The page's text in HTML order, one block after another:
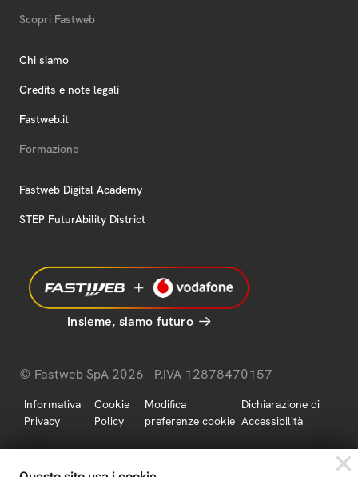
Scopri Fastweb
Chi siamo
Credits e note legali
Fastweb.it
Formazione
Fastweb Digital Academy
STEP FuturAbility District
Insieme, siamo futuro
© Fastweb SpA 2026 - P.IVA 12878470157
Informativa
Privacy
Cookie
Policy
Modifica
preferenze cookie
Dichiarazione di
Accessibilità